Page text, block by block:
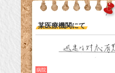
某医療機関にて
病院